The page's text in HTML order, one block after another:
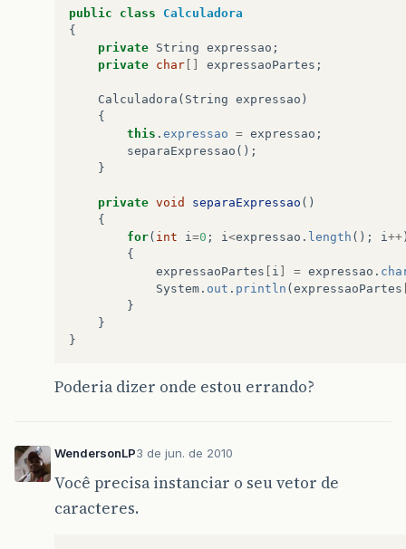
public class
Calculadora
{
private String expressao ;
private char expressaoPartes ;
Calculadora ( String expressao )
{
this . expressao = expressao ;
separaExpressao ();
}
private void separaExpressao ()
{
for( int i=0 ; i<expressao . length (); i++
{
expressaoPartes
i = expressao .
System . out . println ( expressaoPartes
}
}
}
Poderia dizer onde estou errando?
WendersonLP3 de jun. de 2010
Você precisa instanciar o seu vetor de
caracteres.